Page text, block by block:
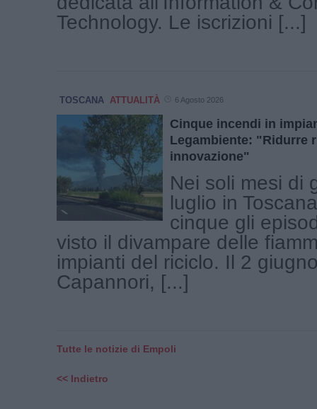
Technology. Le iscrizioni [...]
TOSCANA ATTUALITÀ 6 Agosto 2026
Cinque incendi in
Legambiente: "Ridurre
innovazione"
Nei soli mesi di
luglio in
cinque gli
visto il divampare delle
impianti del riciclo. Il 2
Capannori, [...]
Tutte le notizie di Empoli
<< Indietro